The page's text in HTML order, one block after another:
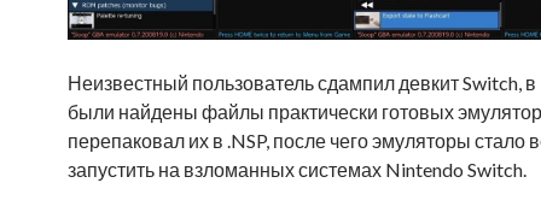
Неизвестный пользователь сдампил девкит Switch,
были найдены файлы практически готовых
перепаковал их в .NSP, после чего эмуляторы
запустить на взломанных системах Nintendo Switch.